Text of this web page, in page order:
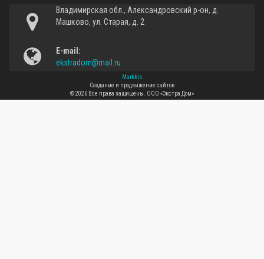
Владимирская обл., Александровский р-он, д.
Машково, ул. Старая, д. 2
E-mail:
ekstradom@mail.ru
Markkis
Создание и продвижение сайтов
© 2026 Все права защищены. ООО «Экстра Дом»